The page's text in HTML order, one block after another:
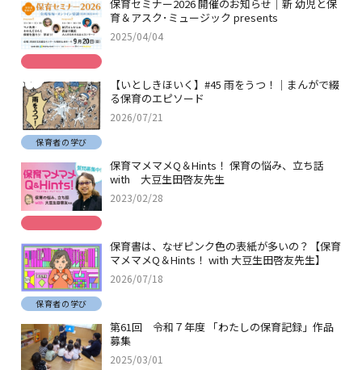
保育セミナー2026 開催のお知らせ｜新 幼児と保
育＆アスク･ミュージック presents
2025/04/04
【いとしきほいく】#45 雨をうつ！｜まんがで綴
る保育のエピソード
2026/07/21
保育者の学び
保育マメマメQ＆Hints！ 保育の悩み、立ち話
with 大豆生田啓友先生
2023/02/28
保育書は、なぜピンク色の表紙が多いの？【保育
マメマメQ＆Hints！ with 大豆生田啓友先生】
2026/07/18
保育者の学び
第61回 令和７年度 「わたしの保育記録」作品
募集
2025/03/01